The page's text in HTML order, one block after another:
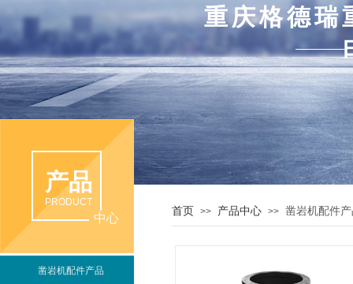
重庆格德瑞
产品
PRODUCT
首页 >> 产品中心 >> 凿岩机配件
中心
凿岩机配件产品